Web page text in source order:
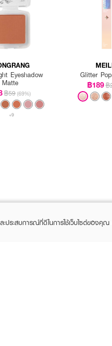
Eyeshadow
Matte
฿59 (69%)
+9
Glitter
฿189฿
ประสบการณ์ที่ดีในการใช้เว็บไซต์ของคุ